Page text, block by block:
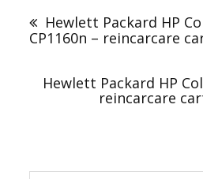
navigation
Hewlett Packard HP
CP1160n – reincarcare
Hewlett Packard HP
reincarcare